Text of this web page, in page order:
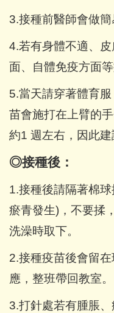
3.接種前醫師會做簡
4.若有身體不適、
面、自體免疫方面
5.當天請穿著體育
苗會施打在上臂的
約1 週左右，因此建
◎接種後：
1.接種後請隔著棉
瘀青發生)，不要揉
洗澡時取下。
2.接種疫苗後會留
應，整班帶回教室。
3.打針處若有腫脹